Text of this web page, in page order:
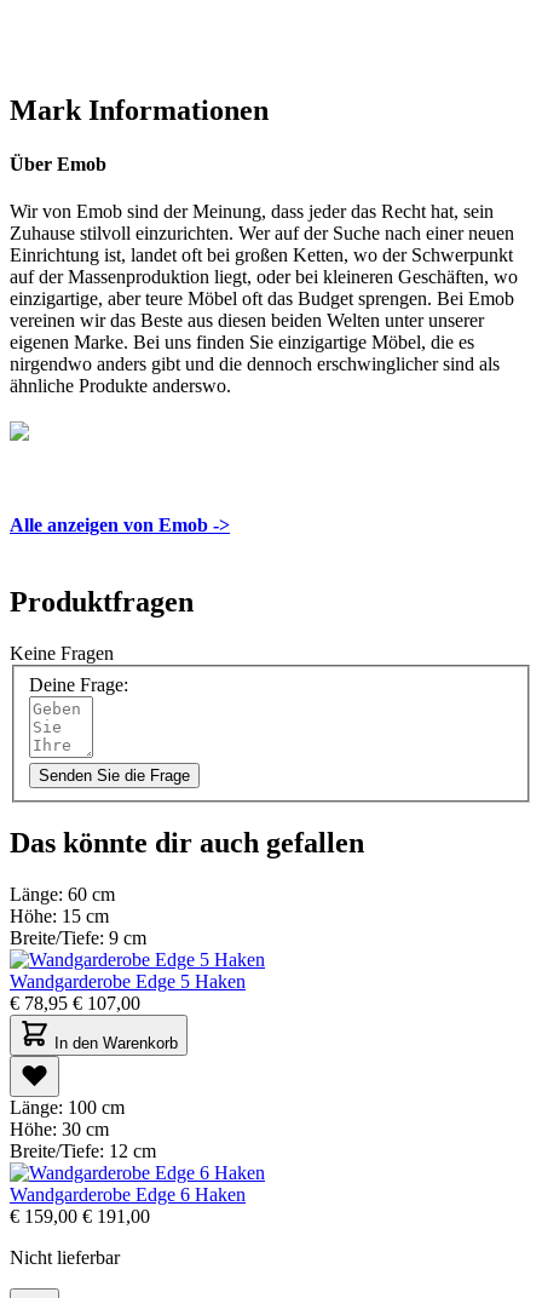
Mark Informationen
Über Emob
Wir von Emob sind der Meinung, dass jeder das Recht hat, sein
Zuhause stilvoll einzurichten. Wer auf der Suche nach einer neuen
Einrichtung ist, landet oft bei großen Ketten, wo der Schwerpunkt
auf der Massenproduktion liegt, oder bei kleineren Geschäften, wo
einzigartige, aber teure Möbel oft das Budget sprengen. Bei Emob
vereinen wir das Beste aus diesen beiden Welten unter unserer
eigenen Marke. Bei uns finden Sie einzigartige Möbel, die es
nirgendwo anders gibt und die dennoch erschwinglicher sind als
ähnliche Produkte anderswo.
Alle anzeigen von Emob ->
Produktfragen
Keine Fragen
Deine Frage:
Senden Sie die Frage
Das könnte dir auch gefallen
Länge: 60 cm
Höhe: 15 cm
Breite/Tiefe: 9 cm
Wandgarderobe Edge 5 Haken
€ 78,95 € 107,00
In den Warenkorb
Länge: 100 cm
Höhe: 30 cm
Breite/Tiefe: 12 cm
Wandgarderobe Edge 6 Haken
€ 159,00 € 191,00
Nicht lieferbar